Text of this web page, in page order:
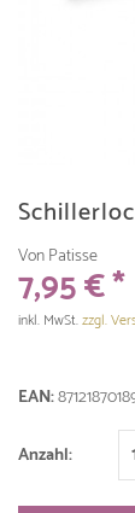
Von Patisse
7,95 € *
inkl. MwSt.zzgl.
EAN:
Anzahl: